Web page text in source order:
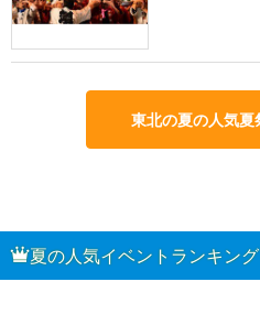
東北の夏の人気
夏の人気イベントランキン